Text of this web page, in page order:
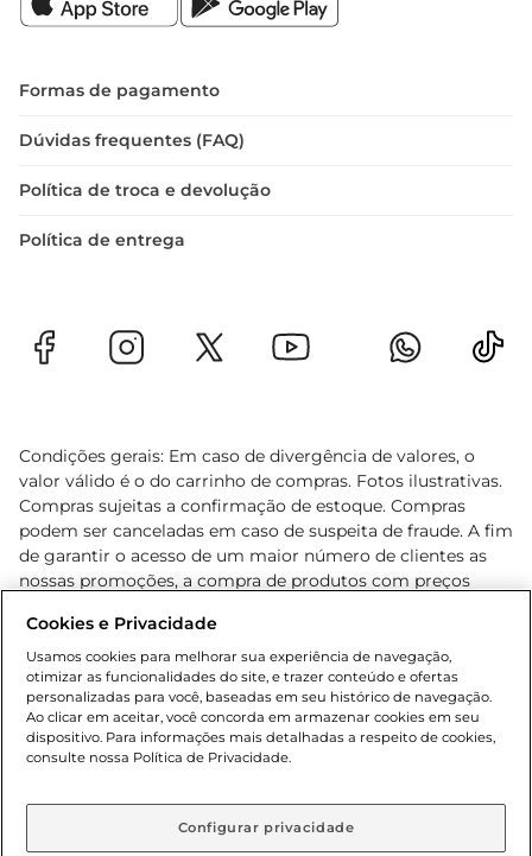
Formas de pagamento
Dúvidas frequentes (FAQ)
Política de troca e devolução
Política de entrega
Condições gerais: Em caso de divergência de valores, o
valor válido é o do carrinho de compras. Fotos ilustrativas.
Compras sujeitas a confirmação de estoque. Compras
podem ser canceladas em caso de suspeita de fraude. A fim
de garantir o acesso de um maior número de clientes as
nossas promoções, a compra de produtos com preços
cliente. Os preços, ofertas e condições são exclusivos para
o e-commerce e válidos durante o dia de hoje, podendo
sofrer alterações sem prévia notificação. Proibida a venda
de bebidas alcoólicas para menores de 18 anos, conforme
Lei n.º 8069/90, art. 81, inciso II (Estatuto da Criança e do
Adolescente). Preços e condições exclusivos para o
aviso prévio. O valor mínimo para as compras on-line é de
Cookies e Privacidade
Usamos cookies para melhorar sua experiência de navegação,
otimizar as funcionalidades do site, e trazer conteúdo e ofertas
personalizadas para você, baseadas em seu histórico de navegação.
Ao clicar em aceitar, você concorda em armazenar cookies em seu
dispositivo. Para informações mais detalhadas a respeito de cookies,
consulte nossa Política de Privacidade.
Configurar privacidade